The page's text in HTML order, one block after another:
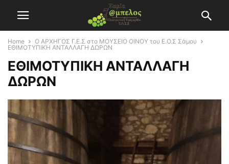
Home
Ο ΑΡΧΗΓΟΣ Γ.Ε.Σ στο ΜΟΥΣΕΙΟ ΟΙΝΟΥ του Ε.Ο.Σ Σάμου
ΕΘΙΜΟΤΥΠΙΚΗ ΑΝΤΑΛΛΑΓΗ ΔΩΡΩΝ
ΕΘΙΜΟΤΥΠΙΚΗ ΑΝΤΑΛΛΑΓΗ
ΔΩΡΩΝ